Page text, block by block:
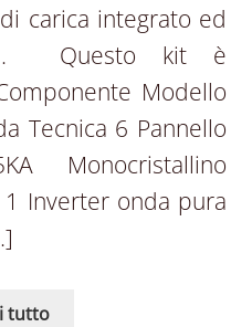
carica integrato ed
Questo kit è
Modello
Tecnica 6 Pannello
Monocristallino
Inverter onda pura
tutto